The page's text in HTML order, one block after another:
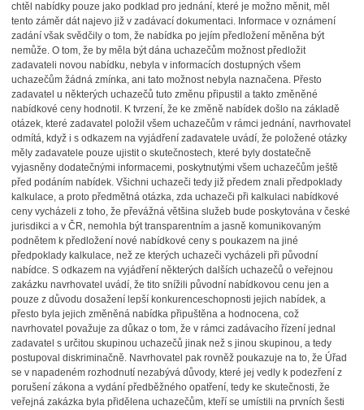
chtěl nabídky pouze jako podklad pro jednání, které je možno měnit, měl
tento záměr dát najevo již v zadávací dokumentaci. Informace v oznámení
zadání však svědčily o tom, že nabídka po jejím předložení měněna být
nemůže. O tom, že by měla být dána uchazečům možnost předložit
zadavateli novou nabídku, nebyla v informacích dostupných všem
uchazečům žádná zmínka, ani tato možnost nebyla naznačena. Přesto
zadavatel u některých uchazečů tuto změnu připustil a takto změněné
nabídkové ceny hodnotil. K tvrzení, že ke změně nabídek došlo na základě
otázek, které zadavatel položil všem uchazečům v rámci jednání, navrhovatel
odmítá, když i s odkazem na vyjádření zadavatele uvádí, že položené otázky
měly zadavatele pouze ujistit o skutečnostech, které byly dostatečně
vyjasněny dodatečnými informacemi, poskytnutými všem uchazečům ještě
před podáním nabídek. Všichni uchazeči tedy již předem znali předpoklady
kalkulace, a proto předmětná otázka, zda uchazeči při kalkulaci nabídkové
ceny vycházeli z toho, že převážná většina služeb bude poskytována v české
jurisdikci a v ČR, nemohla být transparentním a jasně komunikovaným
podnětem k předložení nové nabídkové ceny s poukazem na jiné
předpoklady kalkulace, než ze kterých uchazeči vycházeli při původní
nabídce. S odkazem na vyjádření některých dalších uchazečů o veřejnou
zakázku navrhovatel uvádí, že tito snížili původní nabídkovou cenu jen a
pouze z důvodu dosažení lepší konkurenceschopnosti jejich nabídek, a
přesto byla jejich změněná nabídka připuštěna a hodnocena, což
navrhovatel považuje za důkaz o tom, že v rámci zadávacího řízení jednal
zadavatel s určitou skupinou uchazečů jinak než s jinou skupinou, a tedy
postupoval diskriminačně. Navrhovatel pak rovněž poukazuje na to, že Úřad
se v napadeném rozhodnutí nezabývá důvody, které jej vedly k podezření z
porušení zákona a vydání předběžného opatření, tedy ke skutečnosti, že
veřejná zakázka byla přidělena uchazečům, kteří se umístili na prvních šesti